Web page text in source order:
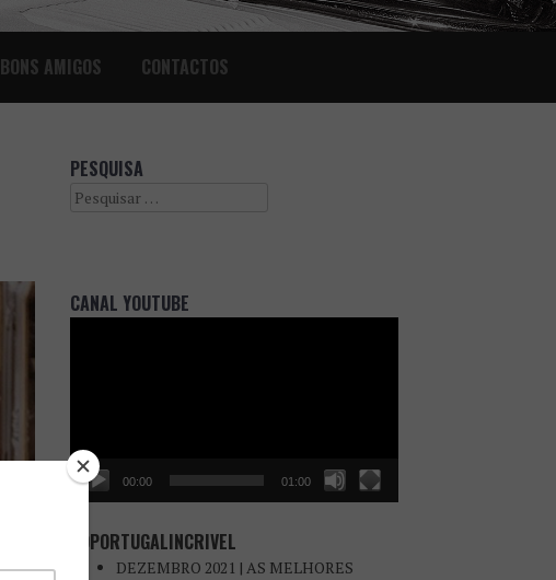
BONS AMIGOS CONTACTOS
PESQUISA
Search
CANAL YOUTUBE
00:00 01:00
#OPORTUGALINCRIVEL
DEZEMBRO 2021 | AS MELHORES